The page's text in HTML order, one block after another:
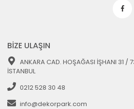
BİZE ULAŞIN
ANKARA CAD. HOŞAĞASI İŞHANI 31 /
İSTANBUL
0212 528 30 48
info@dekorpark.com